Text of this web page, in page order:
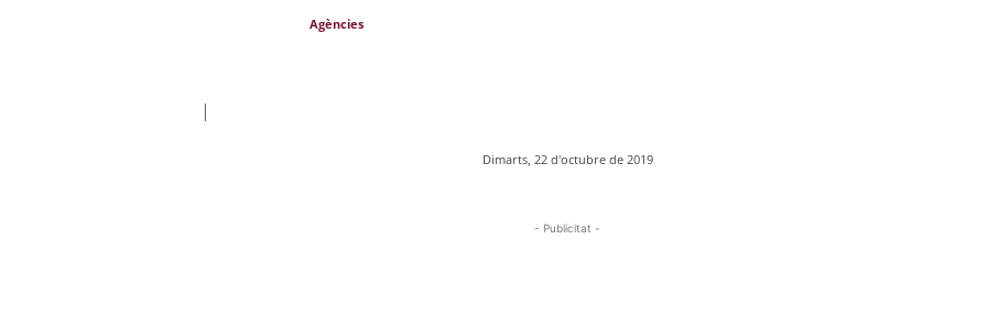
Agències
|
Dimarts, 22 d'octubre de 2019
- Publicitat -